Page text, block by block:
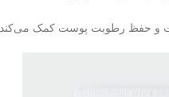
و حفظ رطوبت پوست کمک